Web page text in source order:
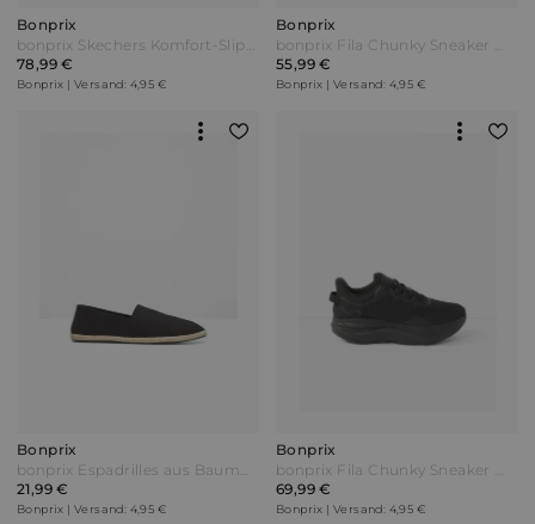
Bonprix
bonprix Skechers Komfort-Slip-In-Sneaker mit Memory Foam Schwarz
78,99 €
Bonprix | Versand: 4,95 €
Bonprix
bonprix Fila Chunky Sneaker mit leichter Sohle Weiß
55,99 €
Bonprix | Versand: 4,95 €
Bonprix
bonprix Espadrilles aus Baumwoll-Canvas Schwarz
21,99 €
Bonprix | Versand: 4,95 €
Bonprix
bonprix Fila Chunky Sneaker mit leichter Sohle Schwarz
69,99 €
Bonprix | Versand: 4,95 €